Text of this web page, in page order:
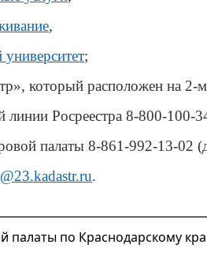
,
;
который расположен на
линии Росреестра 8-800-100-
палаты 8-861-992-13-02
.
палаты по Краснодарскому